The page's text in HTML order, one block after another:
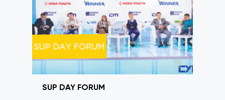
SUP DAY FORUM